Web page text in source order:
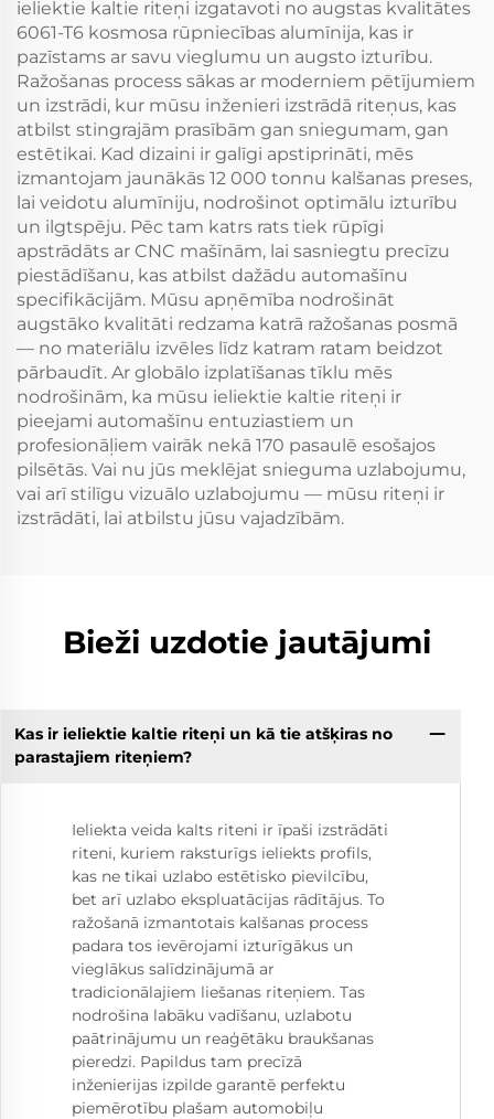
ieliektie kaltie riteņi izgatavoti no augstas kvalitātes
6061-T6 kosmosa rūpniecības alumīnija, kas ir
pazīstams ar savu vieglumu un augsto izturību.
Ražošanas process sākas ar moderniem pētījumiem
un izstrādi, kur mūsu inženieri izstrādā riteņus, kas
atbilst stingrajām prasībām gan sniegumam, gan
estētikai. Kad dizaini ir galīgi apstiprināti, mēs
izmantojam jaunākās 12 000 tonnu kalšanas preses,
lai veidotu alumīniju, nodrošinot optimālu izturību
un ilgtspēju. Pēc tam katrs rats tiek rūpīgi
apstrādāts ar CNC mašīnām, lai sasniegtu precīzu
piestādīšanu, kas atbilst dažādu automašīnu
specifikācijām. Mūsu apņēmība nodrošināt
augstāko kvalitāti redzama katrā ražošanas posmā
— no materiālu izvēles līdz katram ratam beidzot
pārbaudīt. Ar globālo izplatīšanas tīklu mēs
nodrošinām, ka mūsu ieliektie kaltie riteņi ir
pieejami automašīnu entuziastiem un
profesionāļiem vairāk nekā 170 pasaulē esošajos
pilsētās. Vai nu jūs meklējat snieguma uzlabojumu,
vai arī stilīgu vizuālo uzlabojumu — mūsu riteņi ir
izstrādāti, lai atbilstu jūsu vajadzībām.
Bieži uzdotie jautājumi
Kas ir ieliektie kaltie riteņi un kā tie atšķiras no
parastajiem riteņiem?
Ieliekta veida kalts riteni ir īpaši izstrādāti
riteni, kuriem raksturīgs ieliekts profils,
kas ne tikai uzlabo estētisko pievilcību,
bet arī uzlabo ekspluatācijas rādītājus. To
ražošanā izmantotais kalšanas process
padara tos ievērojami izturīgākus un
vieglākus salīdzinājumā ar
tradicionālajiem liešanas riteņiem. Tas
nodrošina labāku vadīšanu, uzlabotu
paātrinājumu un reaģētāku braukšanas
pieredzi. Papildus tam precīzā
inženierijas izpilde garantē perfektu
piemērotību plašam automobiļu